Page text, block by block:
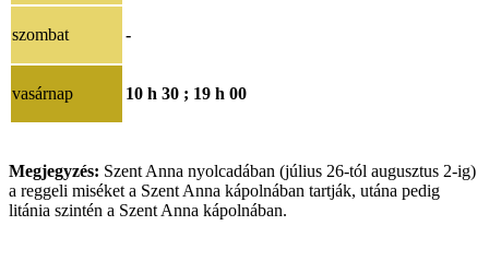
szombat -
vasárnap 10 h 30 ; 19 h 00
Megjegyzés: Szent Anna nyolcadában (július 26-tól augusztus 2-ig)
a reggeli miséket a Szent Anna kápolnában tartják, utána pedig
litánia szintén a Szent Anna kápolnában.